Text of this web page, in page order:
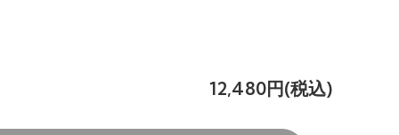
12,480円(税込)